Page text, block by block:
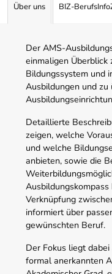
Über uns BIZ-
Der AMS-
einmaligen Überblick
Bildungssystem und
Ausbildungen und
Detaillierte
zeigen, welche
und welche
anbieten, sowie die
Verknüpfung
informiert über
gewünschten Beruf.
Der Fokus liegt
formal anerkannten